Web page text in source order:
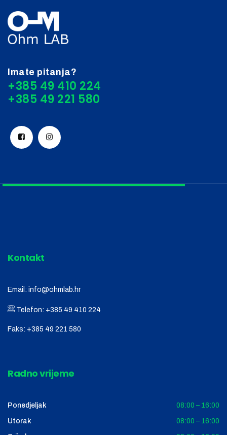
Imate pitanja?
+385 49 410 224
Kontakt
Email: info@ohmlab.hr
Telefon: +385 49 410 224
Faks: +385 49 221 580
Radno vrijeme
Ponedjeljak 08:00 – 16:00
Utorak 08:00 – 16:00